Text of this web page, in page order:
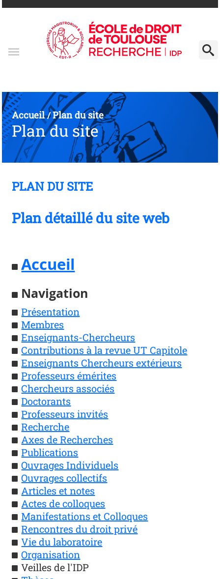
Accueil/Plan du site
Plan du site
PLAN DU SITE
Plan détaillé du site web
Accueil
Navigation
Présentation
Membres
Enseignants-Chercheurs
Contributions à la revue UT Capitole
Enseignants Chercheurs extérieurs
Professeurs émérites
Chercheurs associés
Doctorants
Professeurs invités
Recherche
Axes de Recherches
Publications
Ouvrages Individuels
Ouvrages collectifs
Articles et notes
Actes de colloques
Manifestations et Colloques
Rencontres du droit privé
Vie du laboratoire
Organisation
Veilles de l'IDP